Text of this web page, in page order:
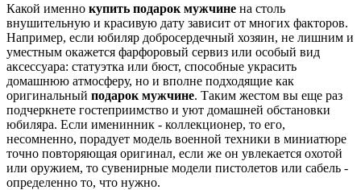
Какой именно купить подарок мужчине на столь
внушительную и красивую дату зависит от многих факторов.
Например, если юбиляр добросердечный хозяин, не лишним и
уместным окажется фарфоровый сервиз или особый вид
аксессуара: статуэтка или бюст, способные украсить
домашнюю атмосферу, но и вполне подходящие как
оригинальный подарок мужчине. Таким жестом вы еще раз
подчеркнете гостеприимство и уют домашней обстановки
юбиляра. Если именинник - коллекционер, то его,
несомненно, порадует модель военной техники в миниатюре
точно повторяющая оригинал, если же он увлекается охотой
или оружием, то сувенирные модели пистолетов или сабель -
определенно то, что нужно.